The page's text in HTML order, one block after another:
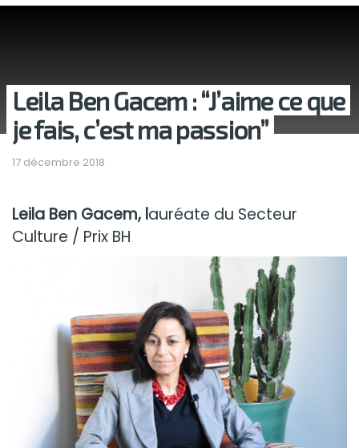
Leila Ben Gacem : “J’aime ce que
je fais, c’est ma passion”
17 décembre 2018
Leila Ben Gacem, lauréate du Secteur
Culture / Prix BH